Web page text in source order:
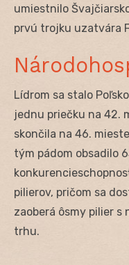
umiestnilo
prvú trojku uzatvára
Lídrom sa stalo
jednu priečku na 42.
skončila na 46.
tým pádom obsadilo
pilierov, pričom sa
zaoberá ôsmy pilier
trhu.